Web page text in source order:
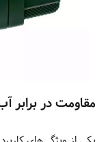
مقاومت در برابر